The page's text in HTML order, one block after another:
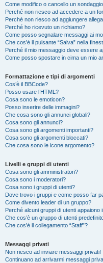
Come modifico o cancello un
Perché non riesco ad accedere a un
Perché non riesco ad aggiungere
Perché ho ricevuto un richiamo?
Come posso segnalare messaggi ai
Che cos’è il pulsante “Salva” nella
Perché il mio messaggio deve essere
Come posso spostare in cima un mio
Formattazione e tipi di argomenti
Cos’è il BBCode?
Posso usare l’HTML?
Cosa sono le emoticon?
Posso inserire delle immagini?
Che cosa sono gli annunci globali?
Cosa sono gli annunci?
Cosa sono gli argomenti importanti?
Cosa sono gli argomenti bloccati?
Che cosa sono le icone argomento?
Livelli e gruppi di utenti
Cosa sono gli amministratori?
Cosa sono i moderatori?
Cosa sono i gruppi di utenti?
Dove trovo i gruppi e come posso far
Come divento leader di un gruppo?
Perché alcuni gruppi di utenti appaiono
Che cos’è un gruppo di utenti
Che cos’è il collegamento “Staff”?
Messaggi privati
Non riesco ad inviare messaggi privati!
Continuano ad arrivarmi messaggi